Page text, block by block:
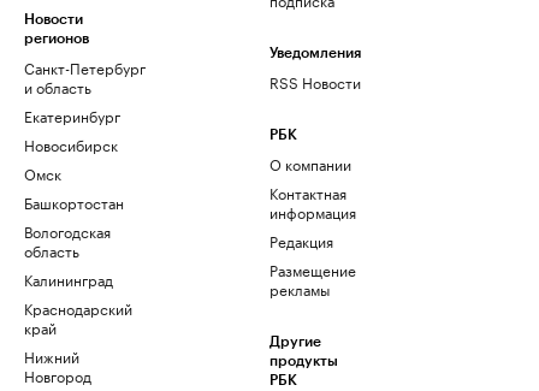
Новости
регионов
Санкт-Петербург
и область
Екатеринбург
Новосибирск
Омск
Башкортостан
Вологодская
область
Калининград
Краснодарский
край
Нижний
Новгород
Уведомления
RSS Новости
РБК
О компании
Контактная
информация
Редакция
Размещение
рекламы
Другие
продукты
РБК